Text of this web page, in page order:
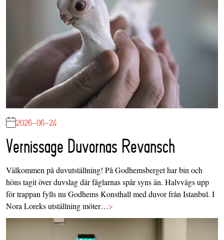
2026-06-24
Vernissage Duvornas Revansch
Välkommen på duvutställning! På Godhemsberget har bin och
höns tagit över duvslag där fåglarnas spår syns än. Halvvägs upp
för trappan fylls nu Godhems Konsthall med duvor från Istanbul. I
Nora Loreks utställning möter…>